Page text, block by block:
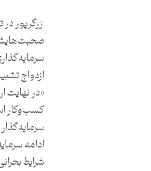
زرگرپور
ازدواج
«در نهایت
کسب‌وکار
ادامه
شرایط